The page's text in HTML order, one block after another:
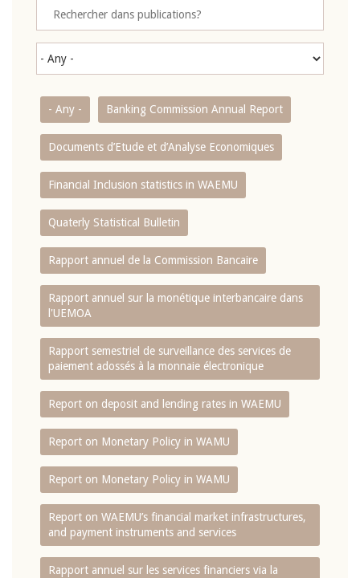
- Any - Banking Commission Annual Report
Documents d’Etude et d’Analyse Economiques
Financial Inclusion statistics in WAEMU
Quaterly Statistical Bulletin
Rapport annuel de la Commission Bancaire
Rapport annuel sur la monétique interbancaire dans
l'UEMOA
Rapport semestriel de surveillance des services de
paiement adossés à la monnaie électronique
Report on deposit and lending rates in WAEMU
Report on Monetary Policy in WAMU
Report on Monetary Policy in WAMU
Report on WAEMU’s financial market infrastructures,
and payment instruments and services
Rapport annuel sur les services financiers via la